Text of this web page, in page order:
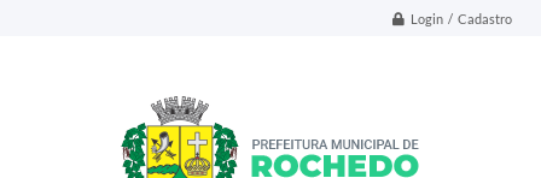
Login / Cadastro